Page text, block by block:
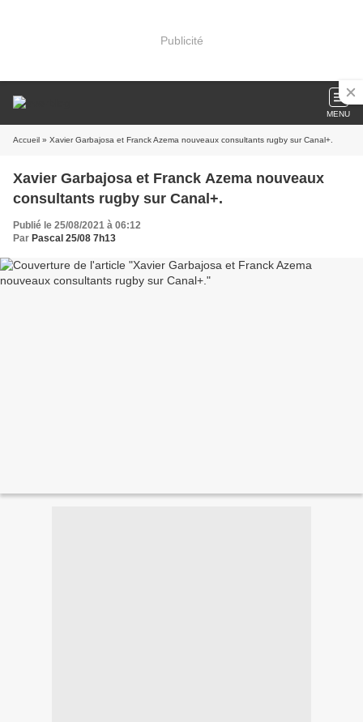
Publicité
MENU
Accueil » Xavier Garbajosa et Franck Azema nouveaux consultants rugby sur Canal+.
Xavier Garbajosa et Franck Azema nouveaux
consultants rugby sur Canal+.
Publié le 25/08/2021 à 06:12
Par Pascal 25/08 7h13